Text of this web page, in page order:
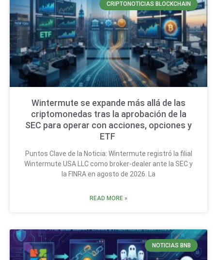
CRIPTONOTICIAS BLOCKCHAIN
Wintermute se expande más allá de las
criptomonedas tras la aprobación de la
SEC para operar con acciones, opciones y
ETF
Puntos Clave de la Noticia: Wintermute registró la filial
Wintermute USA LLC como broker-dealer ante la SEC y
la FINRA en agosto de 2026. La
READ MORE »
NOTICIAS BNB